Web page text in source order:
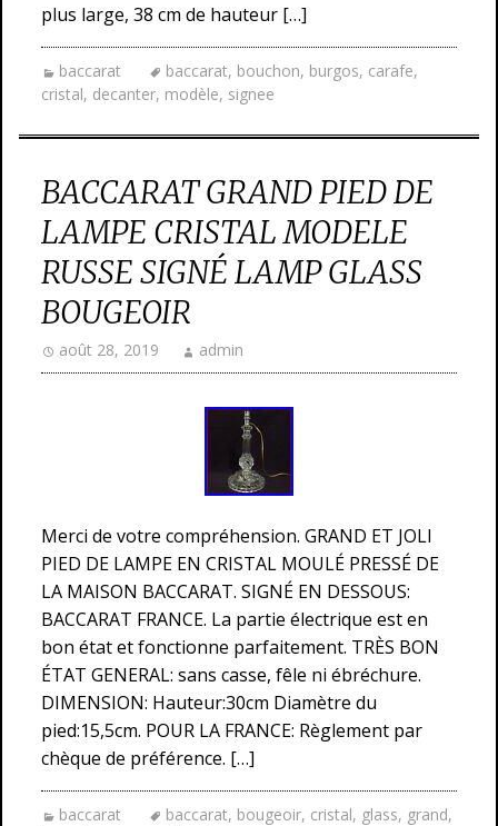
plus large, 38 cm de hauteur […]
baccarat baccarat, bouchon, burgos, carafe,
cristal, decanter, modèle, signee
BACCARAT GRAND PIED DE
LAMPE CRISTAL MODELE
RUSSE SIGNÉ LAMP GLASS
BOUGEOIR
août 28, 2019 admin
Merci de votre compréhension. GRAND ET JOLI
PIED DE LAMPE EN CRISTAL MOULÉ PRESSÉ DE
LA MAISON BACCARAT. SIGNÉ EN DESSOUS:
BACCARAT FRANCE. La partie électrique est en
bon état et fonctionne parfaitement. TRÈS BON
ÉTAT GENERAL: sans casse, fêle ni ébréchure.
DIMENSION: Hauteur:30cm Diamètre du
pied:15,5cm. POUR LA FRANCE: Règlement par
chèque de préférence. […]
baccarat baccarat, bougeoir, cristal, glass, grand,